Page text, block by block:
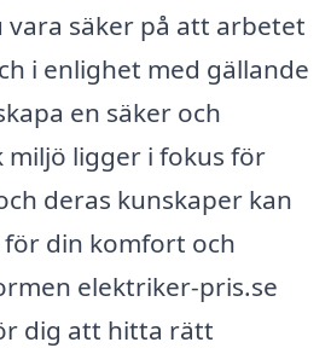
vara säker på att arbetet
i enlighet med gällande
en säker och
miljö ligger i fokus för
deras kunskaper kan
din komfort och
elektriker-pris.se
dig att hitta rätt